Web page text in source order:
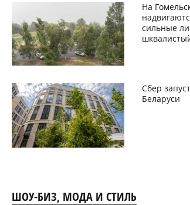
На
сильные
Сбер
Беларуси
ШОУ-БИЗ, МОДА И СТИЛЬ